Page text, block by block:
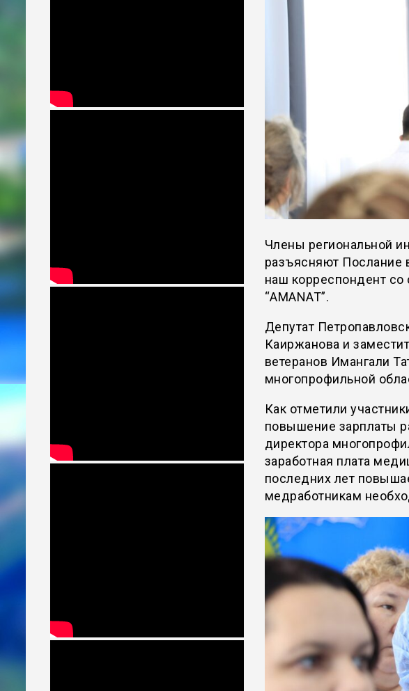
Члены региональной
разъясняют Послание
наш корреспондент
“AMANAT”.
Депутат
Каиржанова и
ветеранов Имангали
многопрофильной
Как отметили
повышение зарплаты
директора
заработная плата
последних лет
медработникам